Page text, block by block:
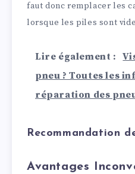
faut donc remplacer les
lorsque les piles sont
Lire également :
pneu ? Toutes les
réparation des
Recommandation
Avantages